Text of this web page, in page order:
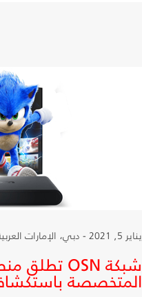
يناير 5, 2021 - دبي، الإمارات العربية المتحدة
المتخصصة